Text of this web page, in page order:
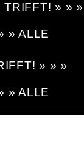
» » »
» ALLE
» » »
» ALLE